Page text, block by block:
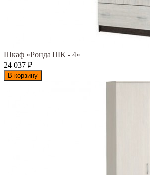
Шкаф «Ронда ШК - 4»
24 037 ₽
В корзину